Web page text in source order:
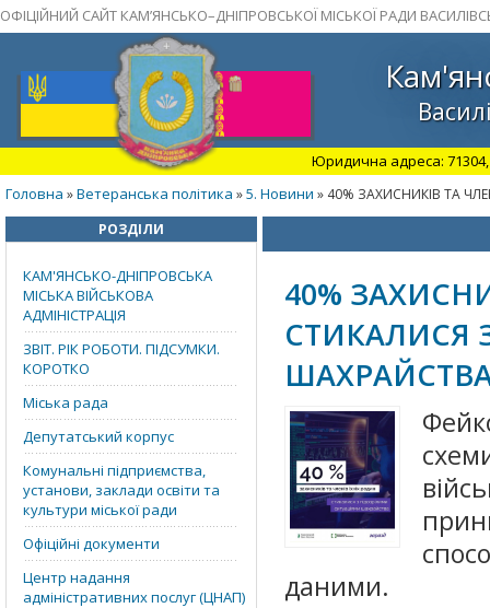
ОФІЦІЙНИЙ САЙТ КАМ’ЯНСЬКО–ДНІПРОВСЬКОЇ МІСЬКОЇ РАДИ
Юридична адреса: 71304,
Головна »Ветеранська політика »5. Новини » 40% ЗАХИСНИКІВ ТА
РОЗДІЛИ
КАМ'ЯНСЬКО-ДНІПРОВСЬКА
МІСЬКА ВІЙСЬКОВА
АДМІНІСТРАЦІЯ
ЗВІТ. РІК РОБОТИ. ПІДСУМКИ.
КОРОТКО
Міська рада
Депутатський корпус
Комунальні підприємства,
установи, заклади освіти та
культури міської ради
Офіційні документи
Центр надання
адміністративних послуг (ЦНАП)
40%
СТИКАЛИСЯ
даними.